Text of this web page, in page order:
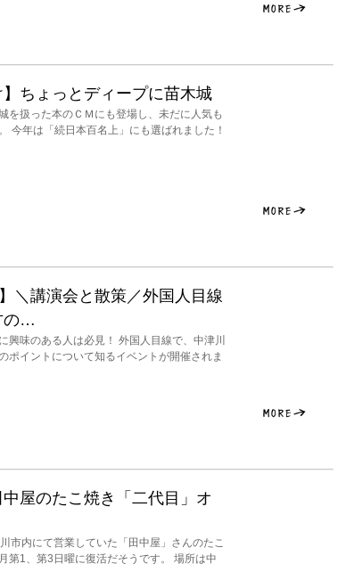
】ちょっとディープに苗木城
を扱った本のＣＭにも登場し、未だに人気も
今年は「続日本百名上」にも選ばれました！
】＼講演会と散策／外国人目線
の…
興味のある人は必見！ 外国人目線で、中津川
ポイントについて知るイベントが開催されま
中屋のたこ焼き「二代目」オ
市内にて営業していた「田中屋」さんのたこ
第1、第3日曜に復活だそうです。 場所は中